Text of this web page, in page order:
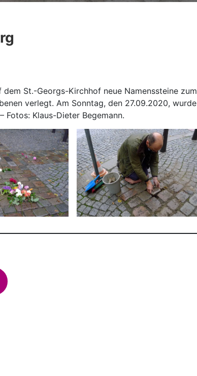
St.-Georgs-Kirchhof neue Namenssteine zum
verlegt. Am Sonntag, den 27.09.2020, wurde
Klaus-Dieter Begemann.